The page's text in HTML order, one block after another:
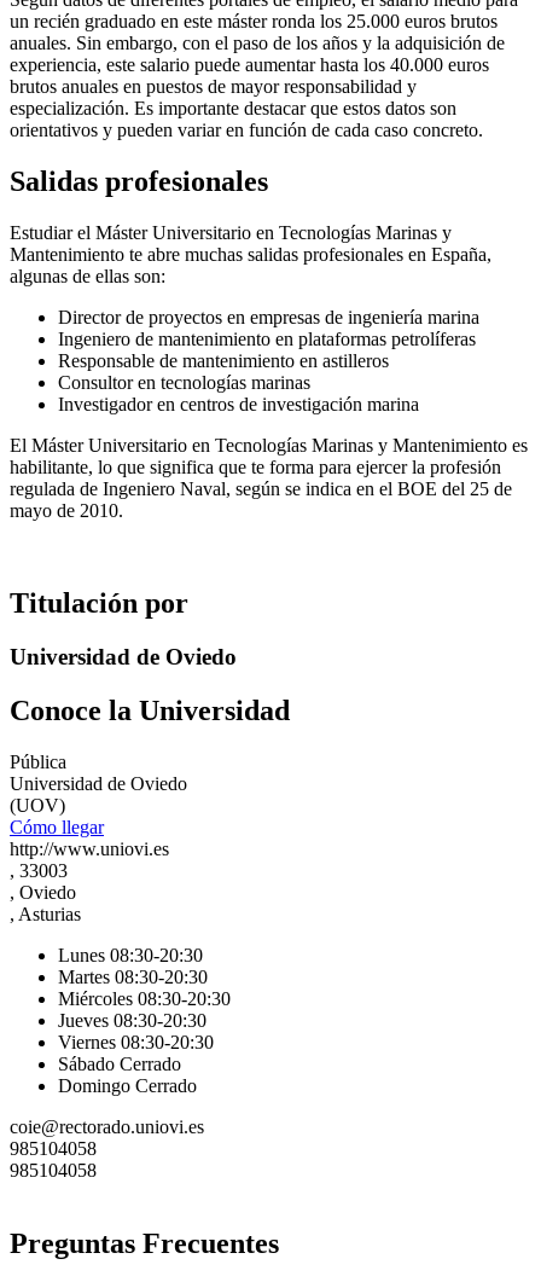
un recién graduado en este máster ronda los 25.000 euros brutos
anuales. Sin embargo, con el paso de los años y la adquisición de
experiencia, este salario puede aumentar hasta los 40.000 euros
brutos anuales en puestos de mayor responsabilidad y
especialización. Es importante destacar que estos datos son
orientativos y pueden variar en función de cada caso concreto.
Salidas profesionales
Estudiar el Máster Universitario en Tecnologías Marinas y
Mantenimiento te abre muchas salidas profesionales en España,
algunas de ellas son:
Director de proyectos en empresas de ingeniería marina
Ingeniero de mantenimiento en plataformas petrolíferas
Responsable de mantenimiento en astilleros
Consultor en tecnologías marinas
Investigador en centros de investigación marina
El Máster Universitario en Tecnologías Marinas y Mantenimiento es
habilitante, lo que significa que te forma para ejercer la profesión
regulada de Ingeniero Naval, según se indica en el BOE del 25 de
mayo de 2010.
Titulación por
Universidad de Oviedo
Conoce la Universidad
Pública
Universidad de Oviedo
(UOV)
Cómo llegar
http://www.uniovi.es
, 33003
, Oviedo
, Asturias
Lunes 08:30-20:30
Martes 08:30-20:30
Miércoles 08:30-20:30
Jueves 08:30-20:30
Viernes 08:30-20:30
Sábado Cerrado
Domingo Cerrado
coie@rectorado.uniovi.es
985104058
985104058
Preguntas Frecuentes